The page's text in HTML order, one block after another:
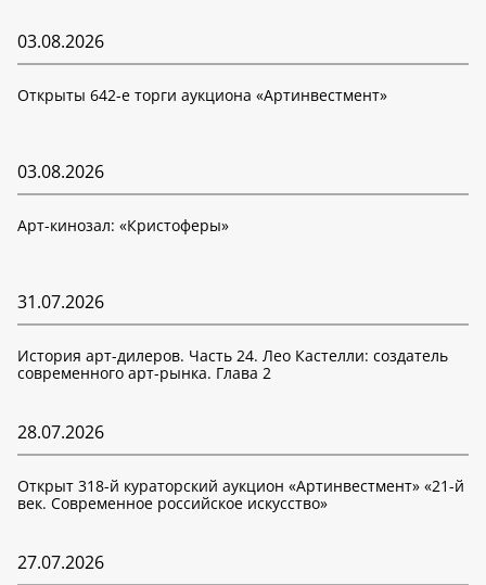
03.08.2026
Открыты 642-е торги аукциона «Артинвестмент»
03.08.2026
Арт-кинозал: «Кристоферы»
31.07.2026
История арт-дилеров. Часть 24. Лео Кастелли: создатель
современного арт-рынка. Глава 2
28.07.2026
Открыт 318-й кураторский аукцион «Артинвестмент» «21-й
век. Современное российское искусство»
27.07.2026